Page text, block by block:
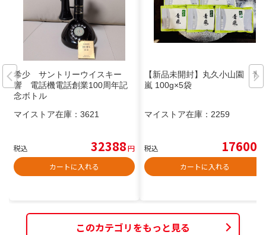
希少 サントリーウイスキー
響 電話機電話創業100周年記
念ボトル
マイストア在庫： 3621
税込 32388円
カートに入れる
【新品未開封】丸久小山園 青
嵐 100g×5袋
マイストア在庫： 2259
税込 17600
カートに入れる
このカテゴリをもっと見る